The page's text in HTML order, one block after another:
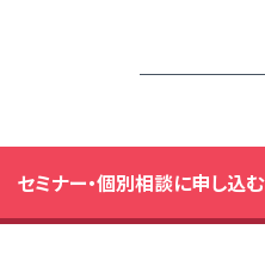
セミナー・個別相談に申し込む